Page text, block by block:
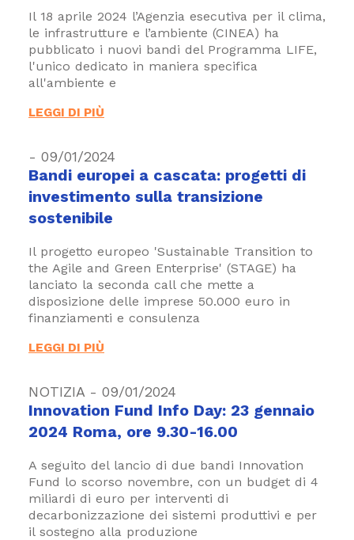
Il 18 aprile 2024 l’Agenzia esecutiva per il clima,
le infrastrutture e l’ambiente (CINEA) ha
pubblicato i nuovi bandi del Programma LIFE,
l'unico dedicato in maniera specifica
all'ambiente e
LEGGI DI PIÙ
- 09/01/2024
Bandi europei a cascata: progetti di
investimento sulla transizione
sostenibile
Il progetto europeo 'Sustainable Transition to
the Agile and Green Enterprise' (STAGE) ha
lanciato la seconda call che mette a
disposizione delle imprese 50.000 euro in
finanziamenti e consulenza
LEGGI DI PIÙ
NOTIZIA - 09/01/2024
Innovation Fund Info Day: 23 gennaio
2024 Roma, ore 9.30-16.00
A seguito del lancio di due bandi Innovation
Fund lo scorso novembre, con un budget di 4
miliardi di euro per interventi di
decarbonizzazione dei sistemi produttivi e per
il sostegno alla produzione